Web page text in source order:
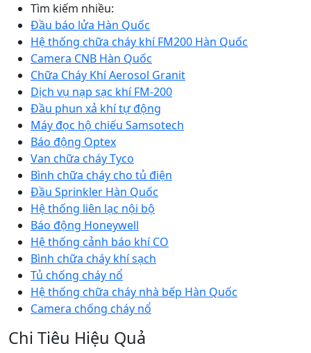
Tìm kiếm nhiều:
Đầu báo lửa Hàn Quốc
Hệ thống chữa cháy khí FM200 Hàn Quốc
Camera CNB Hàn Quốc
Chữa Cháy Khí Aerosol Granit
Dịch vụ nạp sạc khí FM-200
Đầu phun xả khí tự động
Máy đọc hộ chiếu Samsotech
Báo động Optex
Van chữa cháy Tyco
Bình chữa cháy cho tủ điện
Đầu Sprinkler Hàn Quốc
Hệ thống liên lạc nội bộ
Báo động Honeywell
Hệ thống cảnh báo khí CO
Bình chữa cháy khí sạch
Tủ chống cháy nổ
Hệ thống chữa cháy nhà bếp Hàn Quốc
Camera chống cháy nổ
Chi Tiêu Hiệu Quả